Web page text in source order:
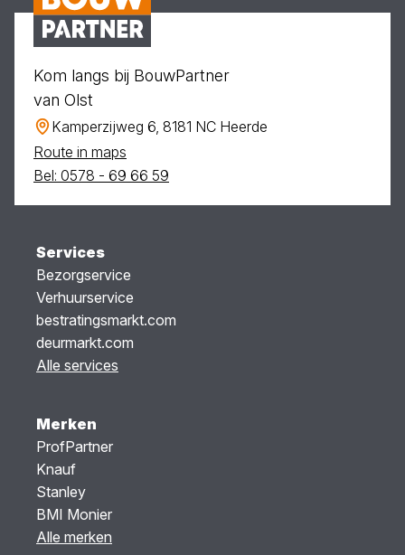
Kom langs bij BouwPartner
van Olst
Kamperzijweg 6, 8181 NC Heerde
Route in maps
Bel: 0578 - 69 66 59
Services
Bezorgservice
Verhuurservice
bestratingsmarkt.com
deurmarkt.com
Alle services
Merken
ProfPartner
Knauf
Stanley
BMI Monier
Alle merken